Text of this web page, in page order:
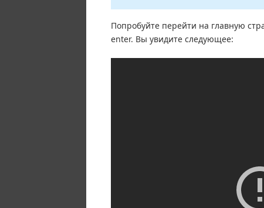
Попробуйте перейти на главную
enter. Вы увидите следующее: